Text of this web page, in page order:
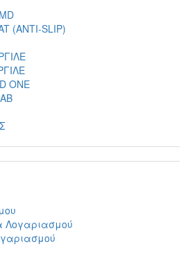
(ANTI-SLIP)
ONE
Λογαριασμού